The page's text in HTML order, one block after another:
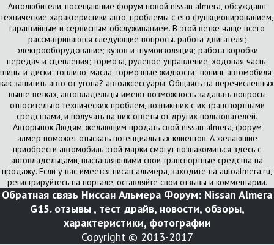
Автолюбители, посещающие форум новой nissan almera, обсуждают
технические характеристики авто, проблемы с его функционированием,
гарантийным и сервисным обслуживанием. В этой ветке чаще всего
рассматриваются следующие вопросы. работа двигателя;
электрооборудование; кузов и шумоизоляция; работа коробки
передач и сцепления; тормоза, рулевое управление, ходовая часть;
шины и диски; топливо, масла, тормозные жидкости; тюнинг автомобиля;
как защитить авто от угона? автоаксессуары. Общаясь на перечисленных
выше ветках, автовладельцы имеют возможность задавать вопросы
относительно технических проблем, возникших с их транспортными
средствами, и получать на них ответы от других пользователей.
Авторынок Людям, желающим продать свой nissan almera, форум
алмер поможет отыскать потенциальных клиентов. А желающие
приобрести автомобиль этой марки смогут познакомиться здесь с
автовладельцами, выставляющими свои транспортные средства на
продажу. Если у вас имеется нисан альмера, заходите на autoalmera.ru,
регистрируйтесь на портале, оставляйте свои отзывы и комментарии.
Обратная связь Ниссан Альмера Форум: Nissan Almera
G15. отзывы , тест драйв, новости, обзоры,
характеристики, фотографии
Copyright © 2013-2017